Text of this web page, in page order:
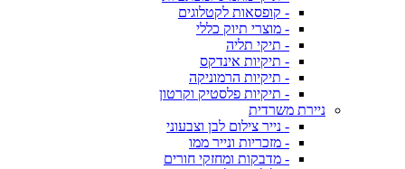
- קופסאות לקטלוגים
- מוצרי תיוק כללי
- תיקי תליה
- תיקיות אינדקס
- תיקיות הרמוניקה
- תיקיות פלסטיק וקרטון
ניירת משרדית
- נייר צילום לבן וצבעוני
- מזכריות ונייר ממו
- מדבקות ומחזקי חורים